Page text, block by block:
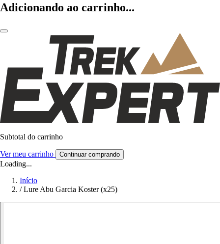
Adicionando ao carrinho...
Subtotal do carrinho
Ver meu carrinho Continuar comprando
Loading...
Início
/ Lure Abu Garcia Koster (x25)